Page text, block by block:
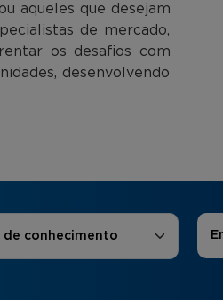
aqueles que desejam
de mercado,
os desafios com
desenvolvendo
Interesse
de conhecimento